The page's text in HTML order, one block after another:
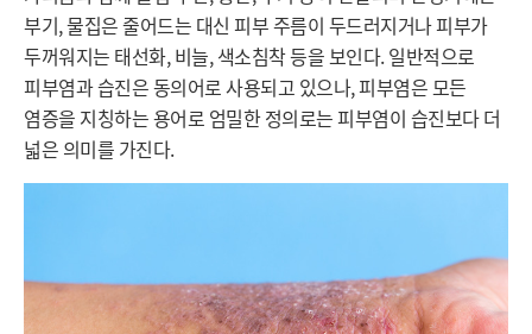
부기, 물집은 줄어드는 대신 피부 주름이 두드러지거나 피부가
두꺼워지는 태선화, 비늘, 색소침착 등을 보인다. 일반적으로
피부염과 습진은 동의어로 사용되고 있으나, 피부염은 모든
염증을 지칭하는 용어로 엄밀한 정의로는 피부염이 습진보다 더
넓은 의미를 가진다.